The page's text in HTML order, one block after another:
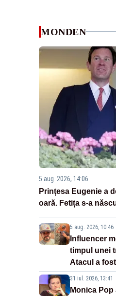
MONDEN
5 aug. 2026, 14:06
Prințesa Eugenie a
oară. Fetița s-a
5 aug. 2026, 10:46
Influencer
timpul unei
Atacul a
31 iul. 2026, 13:41
Monica